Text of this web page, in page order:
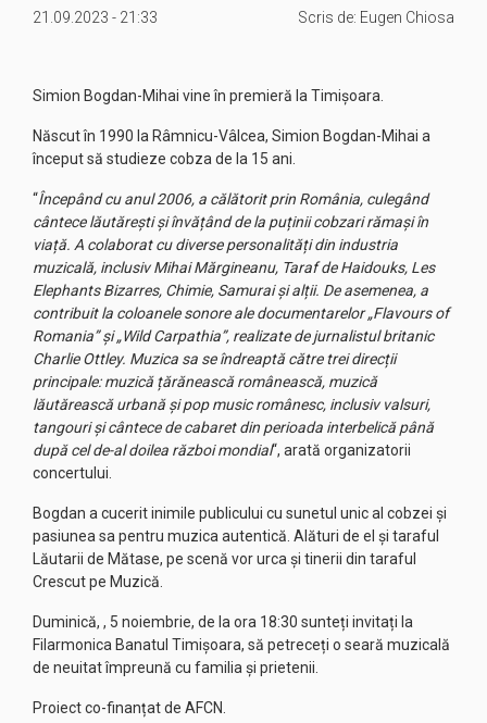
21.09.2023 - 21:33 Scris de: Eugen Chiosa
Simion Bogdan-Mihai vine în premieră la Timișoara.
Născut în 1990 la Râmnicu-Vâlcea, Simion Bogdan-Mihai a
început să studieze cobza de la 15 ani.
“Începând cu anul 2006, a călătorit prin România, culegând
cântece lăutărești și învățând de la puținii cobzari rămași în
viață. A colaborat cu diverse personalități din industria
muzicală, inclusiv Mihai Mărgineanu, Taraf de Haidouks, Les
Elephants Bizarres, Chimie, Samurai și alții. De asemenea, a
contribuit la coloanele sonore ale documentarelor „Flavours of
Romania” și „Wild Carpathia”, realizate de jurnalistul britanic
Charlie Ottley. Muzica sa se îndreaptă către trei direcții
principale: muzică țărănească românească, muzică
lăutărească urbană și pop music românesc, inclusiv valsuri,
tangouri și cântece de cabaret din perioada interbelică până
după cel de-al doilea război mondial“, arată organizatorii
concertului.
Bogdan a cucerit inimile publicului cu sunetul unic al cobzei și
pasiunea sa pentru muzica autentică. Alături de el și taraful
Lăutarii de Mătase, pe scenă vor urca și tinerii din taraful
Crescut pe Muzică.
Duminică, , 5 noiembrie, de la ora 18:30 sunteți invitați la
Filarmonica Banatul Timișoara, să petreceți o seară muzicală
de neuitat împreună cu familia și prietenii.
Proiect co-finanțat de AFCN.